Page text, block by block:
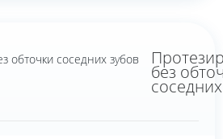
без